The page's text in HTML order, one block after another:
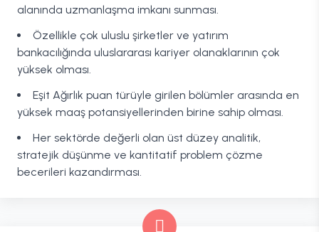
alanında uzmanlaşma imkanı sunması.
Özellikle çok uluslu şirketler ve yatırım
bankacılığında uluslararası kariyer olanaklarının çok
yüksek olması.
Eşit Ağırlık puan türüyle girilen bölümler arasında en
yüksek maaş potansiyellerinden birine sahip olması.
Her sektörde değerli olan üst düzey analitik,
stratejik düşünme ve kantitatif problem çözme
becerileri kazandırması.